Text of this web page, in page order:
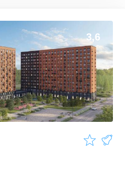
от10 805 810 ₽
10 предложений
от12 641 820 ₽
31 предложение
3,6